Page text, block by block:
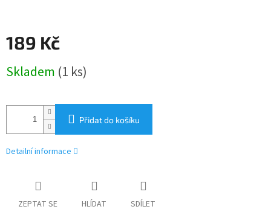
189 Kč
cena:
Skladem (1 ks)
Přidat do košíku
Detailní informace
ZEPTAT SE HLÍDAT SDÍLET